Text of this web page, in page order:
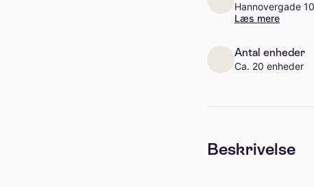
Hannovergade
Læs mere
Antal enheder
Ca. 20 enheder
Beskrivelse